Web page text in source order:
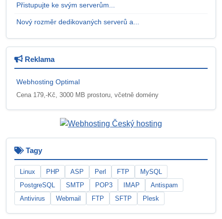
Přistupujte ke svým serverům...
Nový rozměr dedikovaných serverů a...
Reklama
Webhosting Optimal
Cena 179,-Kč, 3000 MB prostoru, včetně domény
Tagy
Linux PHP ASP Perl FTP
MySQL
PostgreSQL
SMTP POP3 IMAP
Antispam
Antivirus
Webmail FTP SFTP Plesk